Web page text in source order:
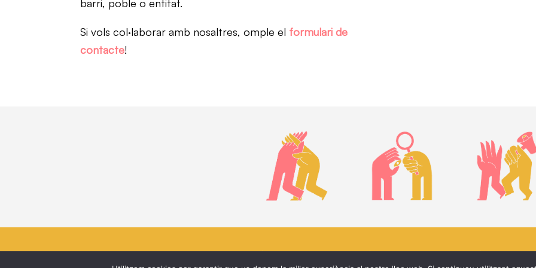
barri, poble o entitat.
Si vols col·laborar amb nosaltres, omple el formulari de
contacte!